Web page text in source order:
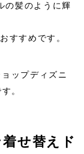
の髪のように輝
すすめです。
ップディズニ
。
せ替えド